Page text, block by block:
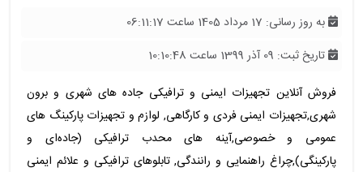
به روز رسانی: 17 مرداد 1405 ساعت 06:11:17
تاریخ ثبت: 09 آذر 1399 ساعت 10:10:48
فروش آنلاین تجهیزات ایمنی و ترافیکی جاده های شهری و برون
شهری,تجهیزات ایمنی فردی و کارگاهی, لوازم و تجهیزات پارکینگ های
عمومی و خصوصی,آینه های محدب ترافیکی (جاده‌ای و
پارکینگی),چراغ راهنمایی و رانندگی, تابلوهای ترافیکی و علائم ایمنی